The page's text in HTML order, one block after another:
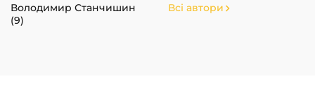
Володимир Станчишин
(9)
Всі автори